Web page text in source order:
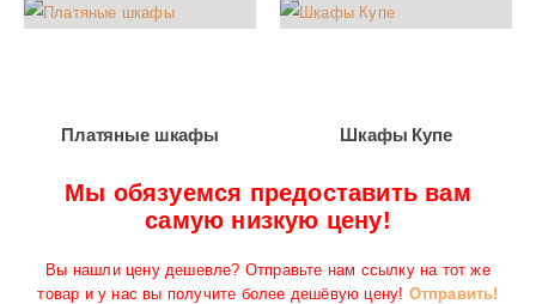
Платяные шкафы Шкафы Купе
Мы обязуемся предоставить вам
самую низкую цену!
Вы нашли цену дешевле? Отправьте нам ссылку на тот же
товар и у нас вы получите более дешёвую цену! Отправить!